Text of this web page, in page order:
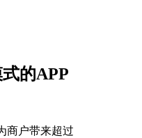
的APP
商户带来超过